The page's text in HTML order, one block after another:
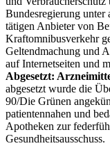
Bundesregierung unter
tätigen Anbieter von
Kraftomnibusverkehr
Geltendmachung und
auf Internetseiten und
Abgesetzt:
abgesetzt wurde die
90/Die Grünen
patientennahen und
Apotheken zur
Gesundheitsausschuss.